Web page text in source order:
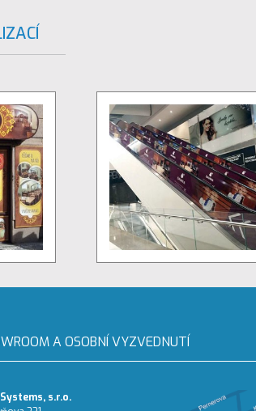
A OSOBNÍ VYZVEDNUTÍ
s.r.o.